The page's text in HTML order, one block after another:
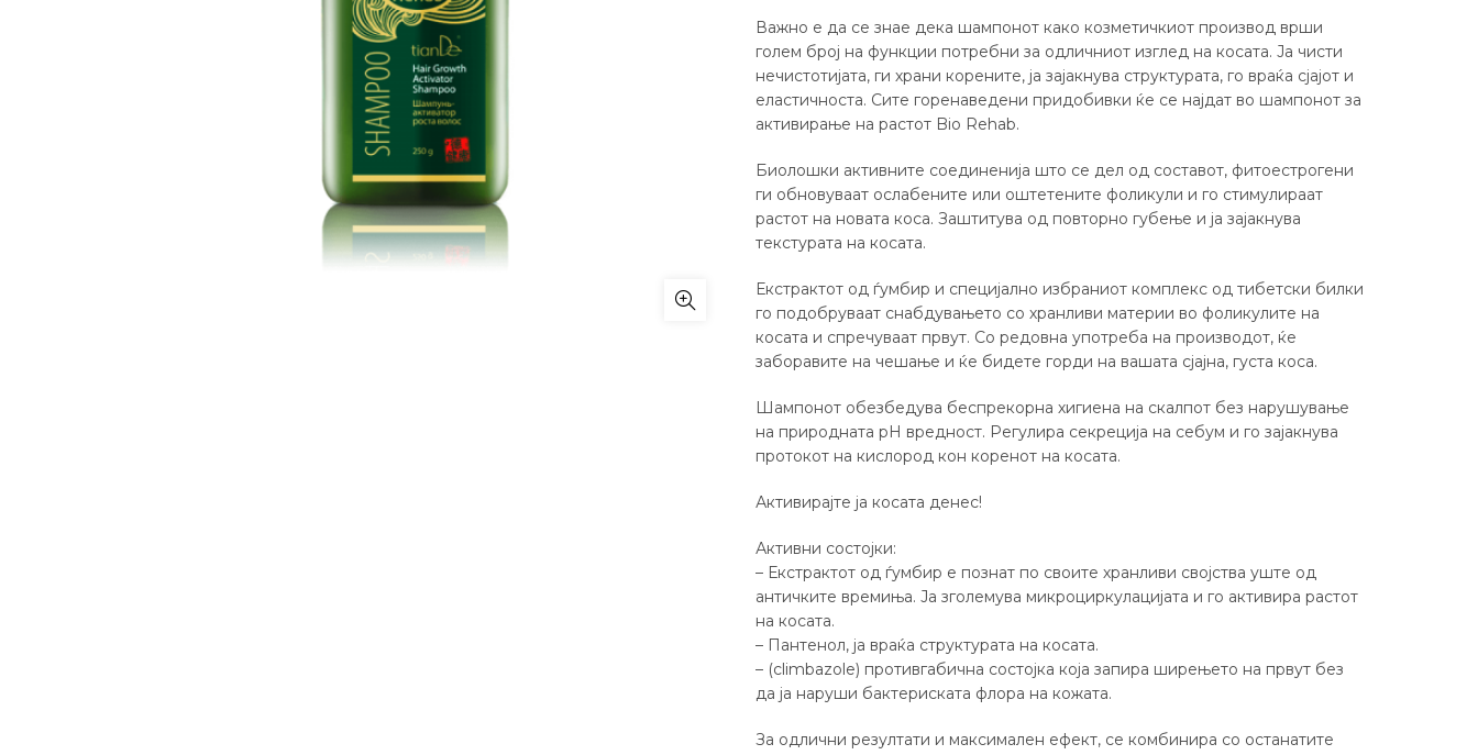
Важно е да се знае дека шампонот како козметичкиот производ врши
голем број на функции потребни за одличниот изглед на косата. Ја чисти
нечистотијата, ги храни корените, ја зајакнува структурата, го враќа сјајот и
еластичноста. Сите горенаведени придобивки ќе се најдат во шампонот за
активирање на растот Bio Rehab.
Биолошки активните соединенија што се дел од составот, фитоестрогени
ги обновуваат ослабените или оштетените фоликули и го стимулираат
растот на новата коса. Заштитува од повторно губење и ја зајакнува
текстурата на косата.
Екстрактот од ѓумбир и специјално избраниот комплекс од тибетски билки
го подобруваат снабдувањето со хранливи материи во фоликулите на
косата и спречуваат првут. Со редовна употреба на производот, ќе
заборавите на чешање и ќе бидете горди на вашата сјајна, густа коса.
Шампонот обезбедува беспрекорна хигиена на скалпот без нарушување
на природната pH вредност. Регулира секреција на себум и го зајакнува
протокот на кислород кон коренот на косата.
Активирајте ја косата денес!
Активни состојки:
– Екстрактот од ѓумбир е познат по своите хранливи својства уште од
античките времиња. Ја зголемува микроциркулацијата и го активира растот
на косата.
– Пантенол, ја враќа структурата на косата.
– (climbazole) противгабична состојка која запира ширењето на првут без
да ја наруши бактериската флора на кожата.
За одлични резултати и максимален ефект, се комбинира со останатите